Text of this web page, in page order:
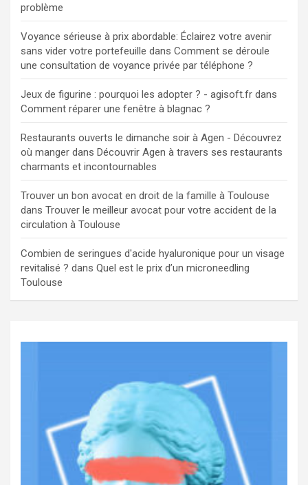
problème
Voyance sérieuse à prix abordable: Éclairez votre avenir
sans vider votre portefeuille dans Comment se déroule
une consultation de voyance privée par téléphone ?
Jeux de figurine : pourquoi les adopter ? - agisoft.fr dans
Comment réparer une fenêtre à blagnac ?
Restaurants ouverts le dimanche soir à Agen - Découvrez
où manger dans Découvrir Agen à travers ses restaurants
charmants et incontournables
Trouver un bon avocat en droit de la famille à Toulouse
dans Trouver le meilleur avocat pour votre accident de la
circulation à Toulouse
Combien de seringues d'acide hyaluronique pour un visage
revitalisé ? dans Quel est le prix d’un microneedling
Toulouse